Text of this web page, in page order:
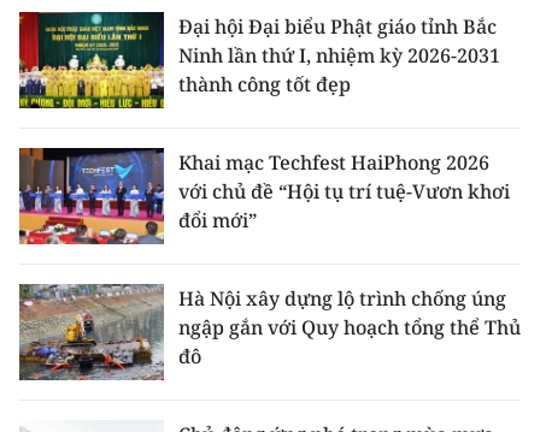
Đại hội Đại biểu Phật giáo tỉnh Bắc
Ninh lần thứ I, nhiệm kỳ 2026-2031
thành công tốt đẹp
Khai mạc Techfest HaiPhong 2026
với chủ đề “Hội tụ trí tuệ-Vươn khơi
đổi mới”
Hà Nội xây dựng lộ trình chống úng
ngập gắn với Quy hoạch tổng thể Thủ
đô